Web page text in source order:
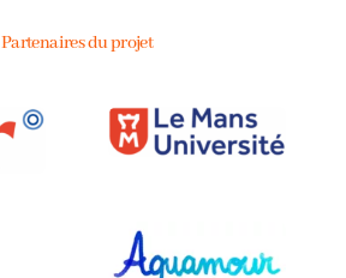
Partenaires du projet